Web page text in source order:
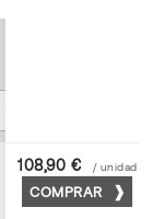
Acero
108,90 € / unidad
COMPRAR